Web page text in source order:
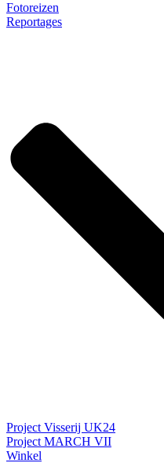
Fotoreizen
Reportages
Project Visserij UK24
Project MARCH VII
Winkel